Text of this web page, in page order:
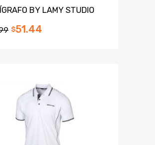
BY LAMY STUDIO
$51.44